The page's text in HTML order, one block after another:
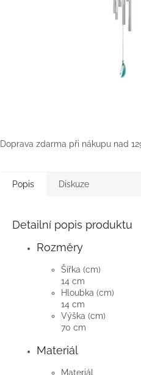
Doprava zdarma při nákupu nad
Popis Diskuze
Detailní popis produktu
Rozměry
Šířka (cm)
14 cm
Hloubka (cm)
14 cm
Výška (cm)
70 cm
Materiál
Materiál